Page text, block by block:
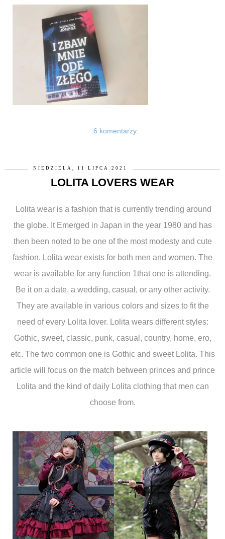
6 komentarzy:
NIEDZIELA, 11 LIPCA 2021
LOLITA LOVERS WEAR
Lolita wear is a fashion that is currently trending around
the globe. It Emerged in Japan in the year 1980 and has
then been noted to be one of the most modesty and cute
fashion. Lolita wear exists for both men and women. The
wear is available for any function 1that one is attending.
Be it on a date, a wedding, casual, or any other activity.
They are available in various colors and sizes to fit the
need of every Lolita lover. Lolita wears different styles:
Gothic, sweet, classic, punk, casual, country, home, ero,
etc. The two common one is Gothicand sweet Lolita. This
article will focus on the match between princes and prince
Lolita and the kind of daily Lolita clothing that men can
choose from.